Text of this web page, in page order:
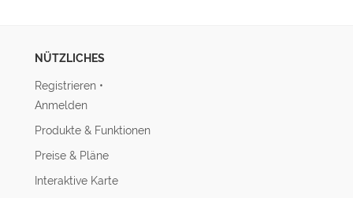
NÜTZLICHES
Registrieren •
Anmelden
Produkte & Funktionen
Preise & Pläne
Interaktive Karte